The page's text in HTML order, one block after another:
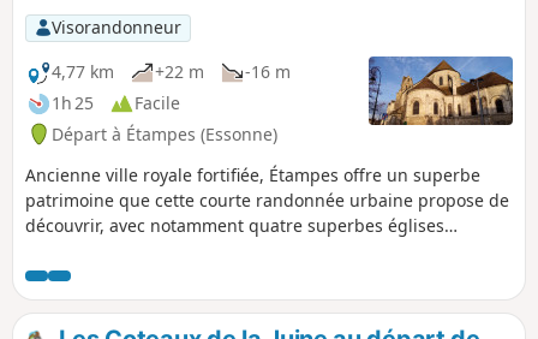
Visorandonneur
4,77 km
+22 m
-16 m
1h 25
Facile
Départ à Étampes (Essonne)
Ancienne ville royale fortifiée, Étampes offre un superbe
patrimoine que cette courte randonnée urbaine propose de
découvrir, avec notamment quatre superbes églises
penchée façon Tour de Pise.